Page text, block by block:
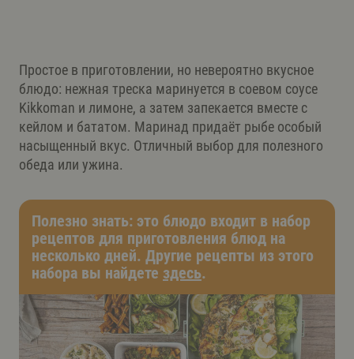
Простое в приготовлении, но невероятно вкусное
блюдо: нежная треска маринуется в соевом соусе
Kikkoman и лимоне, а затем запекается вместе с
кейлом и бататом. Маринад придаёт рыбе особый
насыщенный вкус. Отличный выбор для полезного
обеда или ужина.
Полезно знать: это блюдо входит в набор
рецептов для приготовления блюд на
несколько дней. Другие рецепты из этого
набора вы найдете здесь.